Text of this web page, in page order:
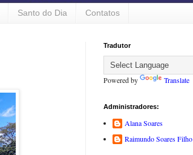
Santo do Dia Contatos
Tradutor
Powered by Translate
Administradores:
Alana Soares
Raimundo Soares Filho